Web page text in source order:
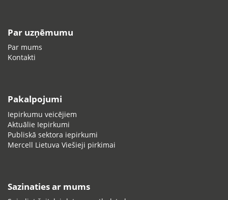
Par uzņēmumu
Par mums
Kontakti
Pakalpojumi
Iepirkumu veicējiem
Aktuālie Iepirkumi
Publiskā sektora iepirkumi
Mercell Lietuva Viešieji pirkimai
Sazinaties ar mums